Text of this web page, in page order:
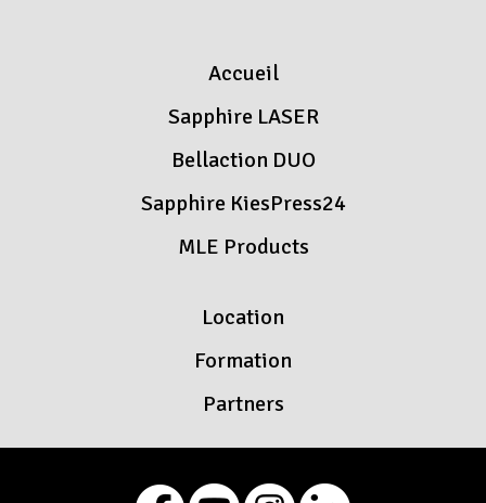
Accueil
Sapphire LASER
Bellaction DUO
Sapphire KiesPress24
MLE Products
Location
Formation
Partners